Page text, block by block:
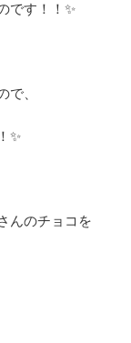
です！！✨
で、
✨
んのチョコを